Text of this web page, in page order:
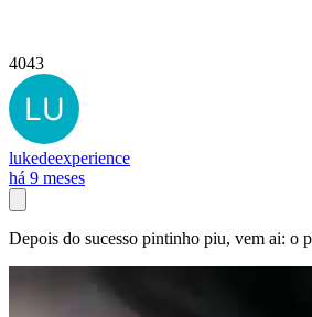
4043
lukedeexperience
há 9 meses
Depois do sucesso pintinho piu, vem ai: o